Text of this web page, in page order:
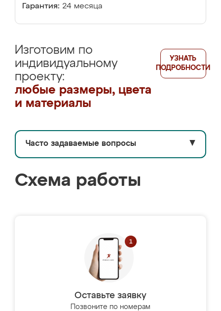
Гарантия: 24 месяца
Изготовим по
индивидуальному
проекту:
любые размеры, цвета
и материалы
УЗНАТЬ
ПОДРОБНОСТИ
Часто задаваемые вопросы ▼
Схема работы
Оставьте заявку
Позвоните по номерам